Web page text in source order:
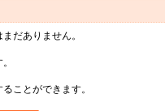
だありません。
ことができます。